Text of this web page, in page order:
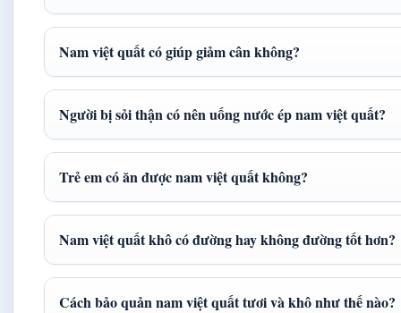
Nam việt quất có giúp giảm cân không?
Người bị sỏi thận có nên uống nước ép nam việt quất?
Trẻ em có ăn được nam việt quất không?
Nam việt quất khô có đường hay không đường tốt hơn?
Cách bảo quản nam việt quất tươi và khô như thế nào?